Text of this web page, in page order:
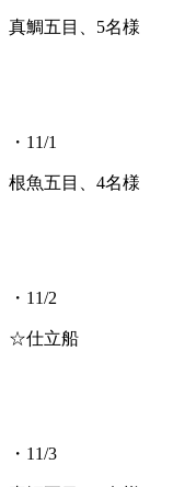
真鯛五目、5名様
・11/1
根魚五目、4名様
・11/2
☆仕立船
・11/3